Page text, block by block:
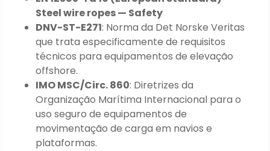
Steel wire ropes — Safety
DNV-ST-E271: Norma da Det Norske Veritas
que trata especificamente de requisitos
técnicos para equipamentos de elevação
offshore.
IMO MSC/Circ. 860: Diretrizes da
Organização Marítima Internacional para o
uso seguro de equipamentos de
movimentação de carga em navios e
plataformas.